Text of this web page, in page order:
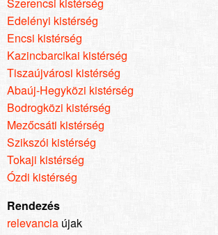
Szerencsi kistérség
Edelényi kistérség
Encsi kistérség
Kazincbarcikai kistérség
Tiszaújvárosi kistérség
Abaúj-Hegyközi kistérség
Bodrogközi kistérség
Mezőcsáti kistérség
Szikszói kistérség
Tokaji kistérség
Ózdi kistérség
Rendezés
relevancia újak